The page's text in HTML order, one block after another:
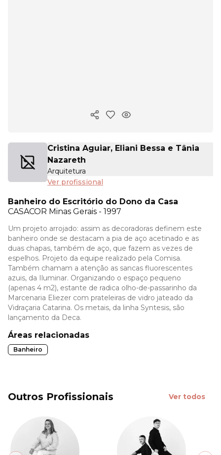
Copiar link
Cristina Aguiar, Eliani Bessa e Tânia
Nazareth
Arquitetura
Ver profissional
Banheiro do Escritório do Dono da Casa
CASACOR Minas Gerais - 1997
Um projeto arrojado: assim as decoradoras definem este
banheiro onde se destacam a pia de aço acetinado e as
duas chapas, também de aço, que fazem as vezes de
espelhos. Projeto da equipe realizado pela Comisa.
Também chamam a atenção as sancas fluorescentes
azuis, da Iluminar. Organizando o espaço pequeno
(apenas 4 m2), estante de radica olho-de-passarinho da
Marcenaria Eliezer com prateleiras de vidro jateado da
Vidraçaria Catarina. Os metais, da linha Syntesis, são
lançamento da Deca.
Áreas relacionadas
Banheiro
Outros Profissionais Ver todos